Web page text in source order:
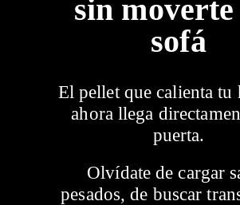
Sobre
sin
sofá
El pellet que calienta
ahora llega
puerta.
Olvídate de cargar
pesados, de buscar